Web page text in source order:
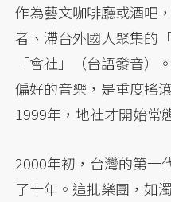
作為藝文咖啡廳或酒吧
者、滯台外國人聚集的
「會社」（台語發音）
偏好的音樂，是重度搖
1999年，地社才開始常
2000年初，台灣的第一
了十年。這批樂團，如